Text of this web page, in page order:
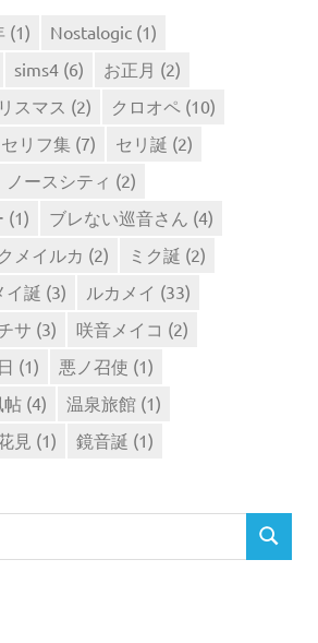
(1) Nostalogic (1)
sims4 (6) お正月 (2)
スマス (2) クロオペ (10)
セリフ集 (7) セリ誕 (2)
ノースシティ (2)
(1) ブレない巡音さん (4)
メイルカ (2) ミク誕 (2)
イ誕 (3) ルカメイ (33)
サ (3) 咲音メイコ (2)
(1) 悪ノ召使 (1)
帖 (4) 温泉旅館 (1)
見 (1) 鏡音誕 (1)
検